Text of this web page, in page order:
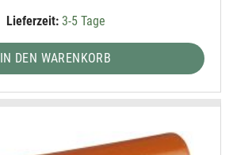
Lieferzeit:3-5 Tage
IN DEN WARENKORB